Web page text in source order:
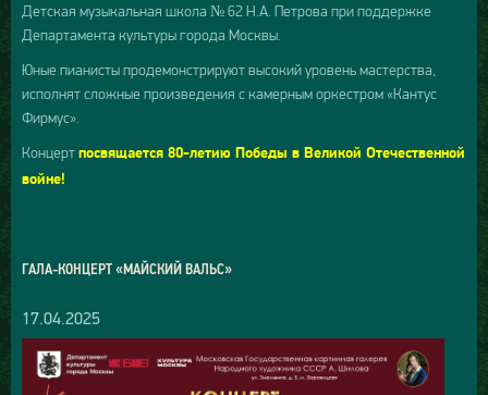
Детская музыкальная школа № 62 Н.А. Петрова при поддержке
Департамента культуры города Москвы.
Юные пианисты продемонстрируют высокий уровень мастерства,
исполнят сложные произведения с камерным оркестром «Кантус
Фирмус».
Концерт посвящается 80-летию Победы в Великой Отечественной
войне!
ГАЛА-КОНЦЕРТ «МАЙСКИЙ ВАЛЬС»
17.04.2025